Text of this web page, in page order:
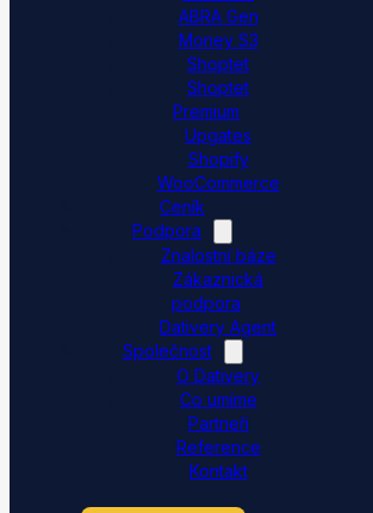
ABRA Gen
Money S3
Shoptet
Shoptet
Premium
Upgates
Shopify
WooCommerce
Ceník
Podpora
Znalostní báze
Zákaznická
podpora
Dativery Agent
Společnost
O Dativery
Co umíme
Partneři
Reference
Kontakt